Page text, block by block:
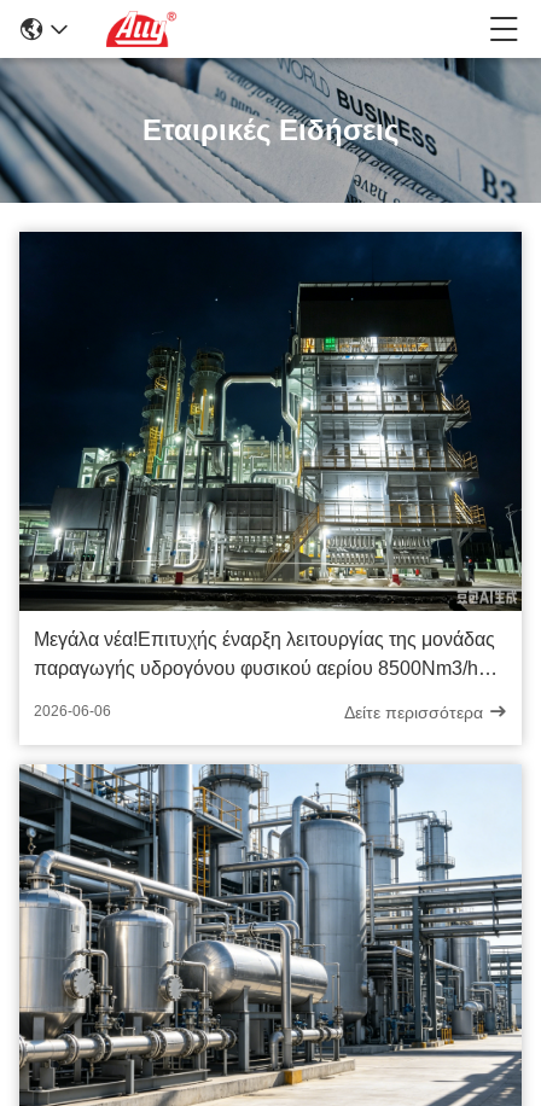
Εταιρικές Ειδήσεις
Μεγάλα νέα!Επιτυχής έναρξη λειτουργίας της μονάδας
παραγωγής υδρογόνου φυσικού αερίου 8500Nm3/h
2026-06-06 Δείτε περισσότερα